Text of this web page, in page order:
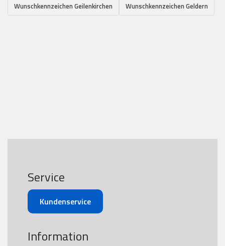
Wunschkennzeichen Geilenkirchen
Wunschkennzeichen Geldern
Service
Kundenservice
Information